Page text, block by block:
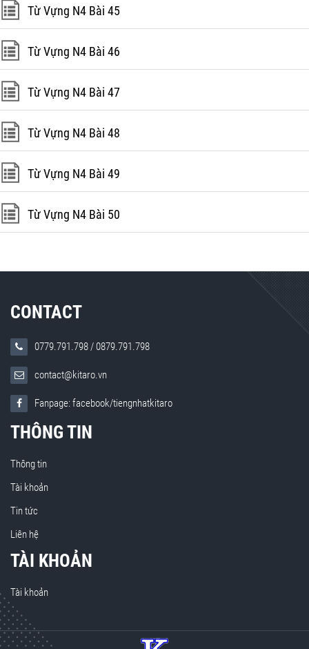
Từ Vựng N4 Bài 45
Từ Vựng N4 Bài 46
Từ Vựng N4 Bài 47
Từ Vựng N4 Bài 48
Từ Vựng N4 Bài 49
Từ Vựng N4 Bài 50
CONTACT
0779.791.798/0879.791.798
contact@kitaro.vn
Fanpage: facebook/tiengnhatkitaro
THÔNG TIN
Thông tin
Tài khoản
Tin tức
Liên hệ
TÀI KHOẢN
Tài khoản